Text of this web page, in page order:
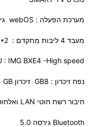
מערכת הפעלה : webOS גירסה HUB 2.0 הכי חדשה ומתקדמת
מעבד 4 ליבות מתקדם : ARM CORTEX CA75*2, CA55*2
: IMG BXE4 -High speed
נפח זיכרון : GB8 זיכרון RAM : 1.5 GB
חיבור רשת חוטי LAN ואלחוטי WiFi
Bluetooth גירסה 5.0